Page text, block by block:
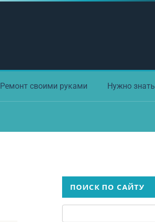
Ремонт своими руками Нужно знать
ПОИСК ПО САЙТУ